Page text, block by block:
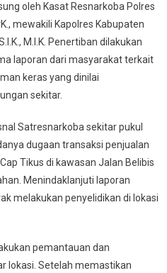
oleh Kasat Resnarkoba Polres
mewakili Kapolres Kabupaten
M.I.K. Penertiban dilakukan
laporan dari masyarakat terkait
keras yang dinilai
sekitar.
Satresnarkoba sekitar pukul
dugaan transaksi penjualan
Tikus di kawasan Jalan Belibis
Menindaklanjuti laporan
melakukan penyelidikan di lokasi
pemantauan dan
lokasi. Setelah memastikan